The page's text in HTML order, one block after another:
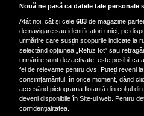
Nouă ne pasă ca datele tale personale
Atât noi, cât și cele 683 de magazine
de navigare sau identificatori unici, pe
urmărire care susțin scopurile indicate la
selectând opțiunea „Refuz tot” sau
urmărire sunt dezactivate, este posibil ca
fel de relevante pentru dvs. Puteți reveni
consimțământul, în orice moment, dând
accesând pictograma flotantă din colțul
deveni disponibile în Site-ul web. Pentru
confidențialitatea.